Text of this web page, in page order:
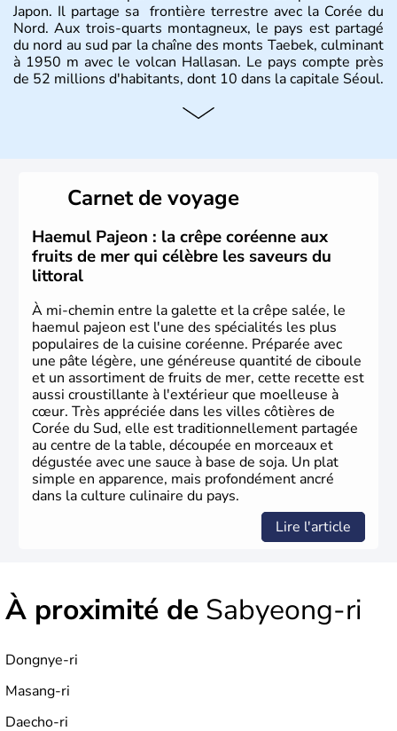
Japon. Il partage sa frontière terrestre avec la Corée du
Nord. Aux trois-quarts montagneux, le pays est partagé
du nord au sud par la chaîne des monts Taebek, culminant
à 1950 m avec le volcan Hallasan. Le pays compte près
de 52 millions d'habitants, dont 10 dans la capitale Séoul.
Histoire et administration
christianisme et le bouddhisme en sont les deux
principales religions. Ce pays partage sa culture avec la
Corée du Nord. Les Jeux Olympiques s’y sont déroulés en
1988, de même que la Coupe du Monde de football en
2002, en collaboration avec le Japon.
Carnet de voyage
Haemul Pajeon : la crêpe coréenne aux
fruits de mer qui célèbre les saveurs du
littoral
À mi-chemin entre la galette et la crêpe salée, le
haemul pajeon est l'une des spécialités les plus
populaires de la cuisine coréenne. Préparée avec
une pâte légère, une généreuse quantité de ciboule
et un assortiment de fruits de mer, cette recette est
aussi croustillante à l'extérieur que moelleuse à
cœur. Très appréciée dans les villes côtières de
Corée du Sud, elle est traditionnellement partagée
au centre de la table, découpée en morceaux et
dégustée avec une sauce à base de soja. Un plat
simple en apparence, mais profondément ancré
dans la culture culinaire du pays.
Lire l'article
À proximité de Sabyeong-ri
Dongnye-ri
Masang-ri
Daecho-ri